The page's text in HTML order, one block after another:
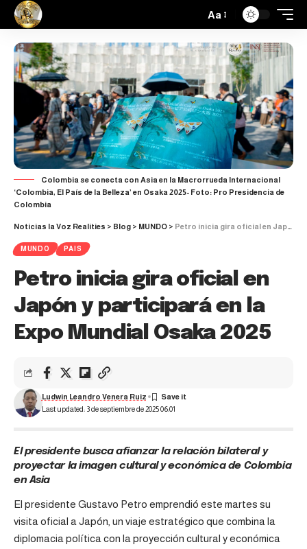
Aa
​​​Colombia se conecta con Asia en ​la Macrorrueda Internacional
‘Colombia, El País de la Belleza’ en Osaka 2025- Foto: Pro Presidencia de
Colombia
Noticias la Voz Realities > Blog > MUNDO > Petro inicia gira oficial en Japón y participará en la Expo Mundial Osaka 2025
MUNDO PAIS
Petro inicia gira oficial en
Japón y participará en la
Expo Mundial Osaka 2025
Last updated: 3 de septiembre de 2025 06:01
Ludwin Leandro Venera Ruiz
El presidente busca afianzar la relación bilateral y
proyectar la imagen cultural y económica de Colombia
en Asia
El presidente Gustavo Petro emprendió este martes su
visita oficial a Japón, un viaje estratégico que combina la
diplomacia política con la proyección cultural y económica